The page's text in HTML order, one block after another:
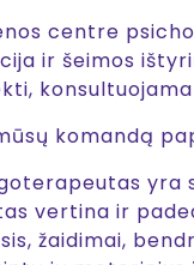
centre
ir šeimos
komandą
yra
vertina ir
žaidimai,